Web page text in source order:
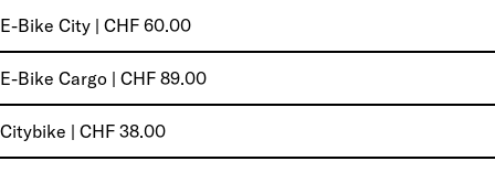
E-Bike City | CHF 60.00
E-Bike Cargo | CHF 89.00
Citybike | CHF 38.00